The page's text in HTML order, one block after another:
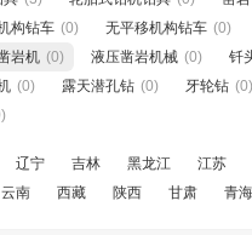
构钻车 (0) 无平移机构钻车 (0)
岩机 (0) 液压凿岩机械 (0) 钎
(0) 露天潜孔钻 (0) 牙轮钻 (0)
辽宁 吉林 黑龙江 江苏
云南 西藏 陕西 甘肃 青海